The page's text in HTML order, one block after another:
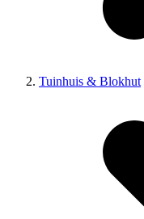
Tuinhuis & Blokhut